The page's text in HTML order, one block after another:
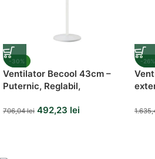
-30%
Ventilator Becool 43cm –
Puternic, Reglabil,
706,04lei 492,23 lei
-26%